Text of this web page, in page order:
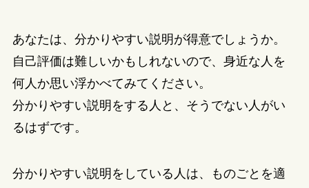
あなたは、分かりやすい説明が得意でしょうか。
自己評価は難しいかもしれないので、身近な人を
何人か思い浮かべてみてください。
分かりやすい説明をする人と、そうでない人がい
るはずです。
分かりやすい説明をしている人は、ものごとを適